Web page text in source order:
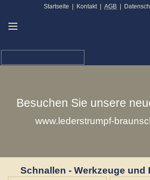
Besuchen Sie unsere
www.lederstrumpf-
Startseite | Kontakt | AGB |
Schnallen - Werkzeuge und